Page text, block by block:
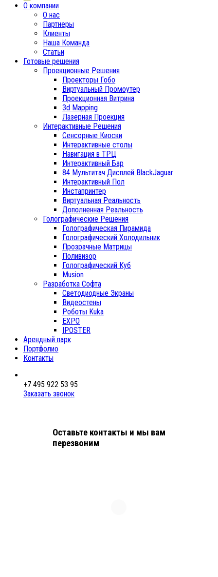
О компании
О нас
Партнеры
Клиенты
Наша Команда
Статьи
Готовые решения
Проекционные Решения
Проекторы Гобо
Виртуальный Промоутер
Проекционная Витрина
3d Mapping
Лазерная Проекция
Интерактивные Решения
Сенсорные Киоски
Интерактивные столы
Навигация в ТРЦ
Интерактивный Бар
84 Мультитач Дисплей BlackJaguar
Интерактивный Пол
Инстапринтер
Виртуальная Реальность
Дополненная Реальность
Голографические Решения
Голографическая Пирамида
Голографический Холодильник
Прозрачные Матрицы
Поливизор
Голографический Куб
Musion
Разработка Софта
Светодиодные Экраны
Видеостены
Роботы Kuka
EXPO
IPOSTER
Арендный парк
Портфолио
Контакты
+7 495 922 53 95
Заказать звонок
Оставьте контакты и мы вам
перезвоним